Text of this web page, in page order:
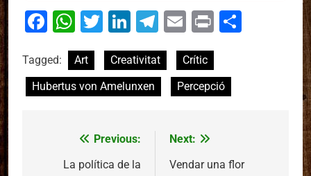
Facebook
WhatsApp
Twitter
LinkedIn
Telegram
Email
Print
Tagged: Art Creativitat
Crític
Hubertus von Amelunxen
Percepció
Navegació
d'entrades
Previous:
La política de la
Next:
Vendar una flor